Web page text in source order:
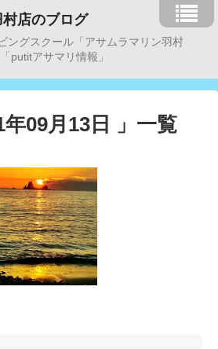
店のブログ
ングスクール「アサムラマリン羽村
putitアサマリ情報」
年09月13日 」一覧